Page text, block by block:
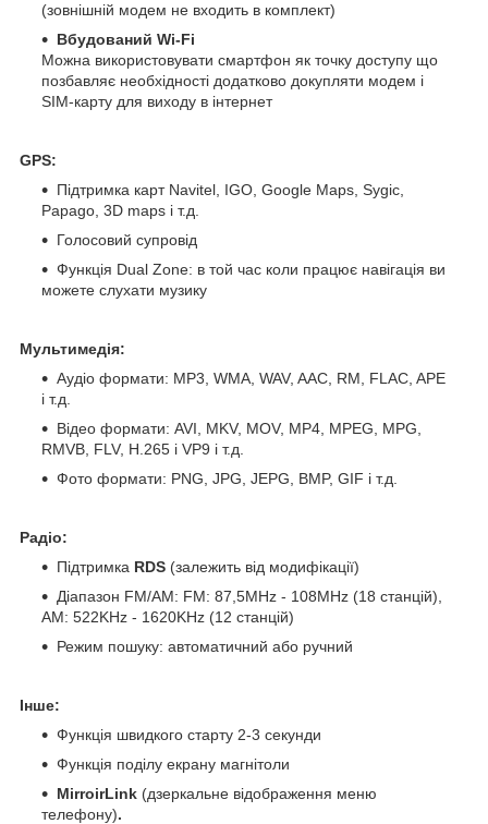
(зовнішній модем не входить в комплект)
Вбудований Wi-Fi
Можна використовувати смартфон як точку доступу що
позбавляє необхідності додатково докупляти модем і
SIM-карту для виходу в інтернет
GPS:
Підтримка карт Navitel, IGO, Google Maps, Sygic,
Papago, 3D maps і т.д.
Голосовий супровід
Функція Dual Zone: в той час коли працює навігація ви
можете слухати музику
Мультимедія:
Аудіо формати: MP3, WMA, WAV, AAC, RM, FLAC, APE
і т.д.
Відео формати: AVI, MKV, MOV, MP4, MPEG, MPG,
RMVB, FLV, H.265 і VP9 і т.д.
Фото формати: PNG, JPG, JEPG, BMP, GIF і т.д.
Радіо:
Підтримка RDS (залежить від модифікації)
Діапазон FM/AM: FM: 87,5MHz - 108MHz (18 станцій),
АМ: 522KHz - 1620KHz (12 станцій)
Режим пошуку: автоматичний або ручний
Інше:
Функція швидкого старту 2-3 секунди
Функція поділу екрану магнітоли
MirroirLink (дзеркальне відображення меню
телефону).